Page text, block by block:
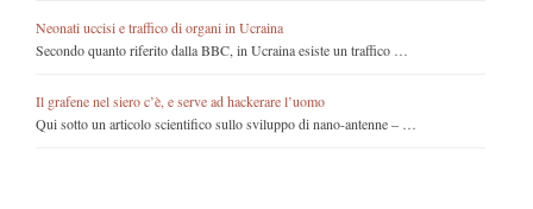
Neonati uccisi e traffico di organi in Ucraina
Secondo quanto riferito dalla BBC, in Ucraina esiste un traffico …
Il grafene nel siero c’è, e serve ad hackerare l’uomo
Qui sotto un articolo scientifico sullo sviluppo di nano-antenne – …